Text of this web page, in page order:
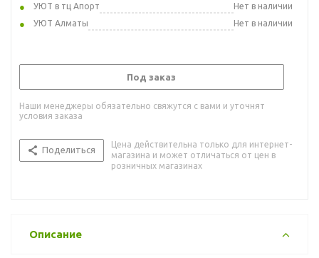
УЮТ в тц Апорт
Нет в наличии
УЮТ Алматы
Нет в наличии
Под заказ
Наши менеджеры обязательно свяжутся с вами и уточнят
условия заказа
Поделиться
Цена действительна только для интернет-
магазина и может отличаться от цен в
розничных магазинах
Описание